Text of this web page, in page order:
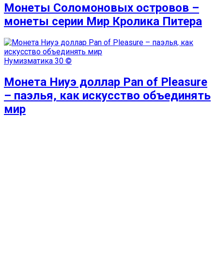
Монеты Соломоновых островов –
монеты серии Мир Кролика Питера
Нумизматика 30 ©
Монета Ниуэ доллар Pan of Pleasure
– паэлья, как искусство объединять
мир